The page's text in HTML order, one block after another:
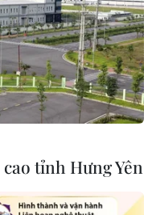
thu
tỉnh Hưng Yên